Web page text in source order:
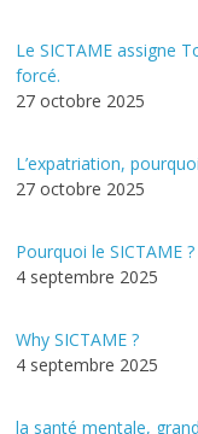
Le SICTAME assigne
forcé.
27 octobre 2025
L’expatriation,
27 octobre 2025
Pourquoi le SICTAME ?
4 septembre 2025
Why SICTAME ?
4 septembre 2025
la santé mentale,